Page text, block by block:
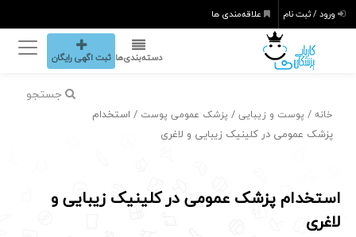
ورود / ثبت نام علاقه‌مندی ها
دسته‌بندی‌ها ثبت اگهی رایگان
جستجو
خانه / پوست و زیبایی / پزشک عمومی پوست / استخدام
پزشک عمومی در کلینیک زیبایی و لاغری
استخدام پزشک عمومی در کلینیک زیبایی و
لاغری